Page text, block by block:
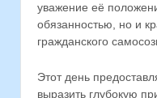
уважение её
обязанностью, но и
гражданского
Этот день
выразить глубокую